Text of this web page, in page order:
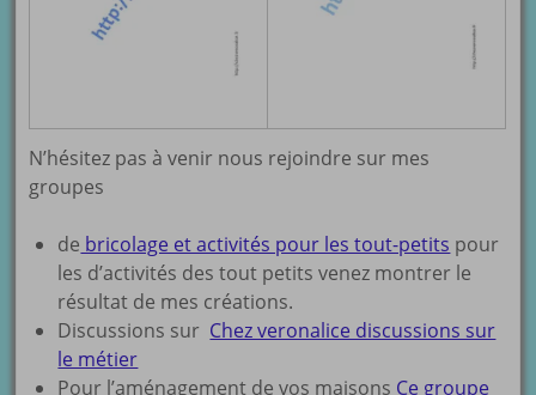
N’hésitez pas à venir nous rejoindre sur mes
groupes
de bricolage et activités pour les tout-petits pour
les d’activités des tout petits venez montrer le
résultat de mes créations.
Discussions sur Chez veronalice discussions sur
le métier
Pour l’aménagement de vos maisons Ce groupe